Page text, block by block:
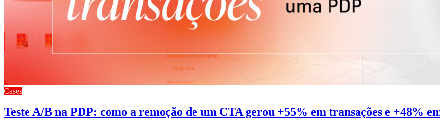
Cases
Teste A/B na PDP: como a remoção de um CTA gerou +55% em transações e +48%